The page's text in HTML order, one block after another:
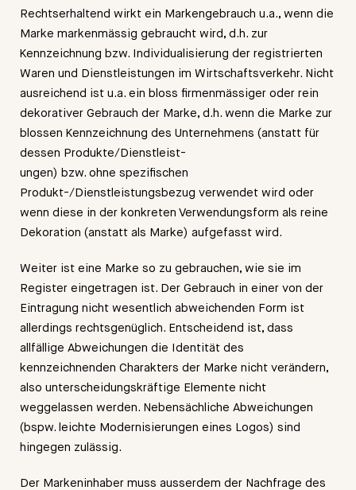
Rechtserhaltend wirkt ein Markengebrauch u.a., wenn die
Marke markenmässig gebraucht wird, d.h. zur
Kennzeichnung bzw. Individualisierung der registrierten
Waren und Dienstleistungen im Wirtschaftsverkehr. Nicht
ausreichend ist u.a. ein bloss firmenmässiger oder rein
dekorativer Gebrauch der Marke, d.h. wenn die Marke zur
blossen Kennzeichnung des Unternehmens (anstatt für
dessen Produkte/Dienstleist-
ungen) bzw. ohne spezifischen
Produkt-/Dienstleistungsbezug verwendet wird oder
wenn diese in der konkreten Verwendungsform als reine
Dekoration (anstatt als Marke) aufgefasst wird.
Weiter ist eine Marke so zu gebrauchen, wie sie im
Register eingetragen ist. Der Gebrauch in einer von der
Eintragung nicht wesentlich abweichenden Form ist
allerdings rechtsgenüglich. Entscheidend ist, dass
allfällige Abweichungen die Identität des
kennzeichnenden Charakters der Marke nicht verändern,
also unterscheidungskräftige Elemente nicht
weggelassen werden. Nebensächliche Abweichungen
(bspw. leichte Modernisierungen eines Logos) sind
hingegen zulässig.
Der Markeninhaber muss ausserdem der Nachfrage des